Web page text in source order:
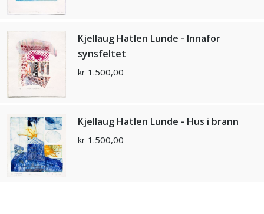
Kjellaug Hatlen Lunde - Innafor
synsfeltet
kr 1.500,00
Kjellaug Hatlen Lunde - Hus i brann
kr 1.500,00